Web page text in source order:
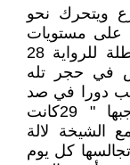
ويتحرك نحو
على مستويات
الحلم والذاكرة للشخصية المحورية البطلة للرواية 28
في حجر تله
دورا في صد
الرياح ،ولكنها تتخاذل في القيام بواجبها " 29كانت
مع الشيخة لالة
كل يوم